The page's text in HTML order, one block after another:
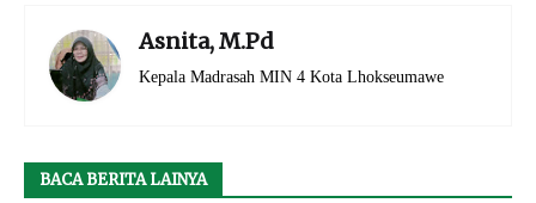
Asnita, M.Pd
Kepala Madrasah MIN 4 Kota Lhokseumawe
BACA BERITA LAINYA